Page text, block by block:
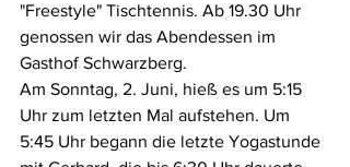
"Freestyle" Tischtennis. Ab 19.30 Uhr
genossen wir das Abendessen im
Gasthof Schwarzberg.
Am Sonntag, 2. Juni, hieß es um 5:15
Uhr zum letzten Mal aufstehen. Um
5:45 Uhr begann die letzte Yogastunde